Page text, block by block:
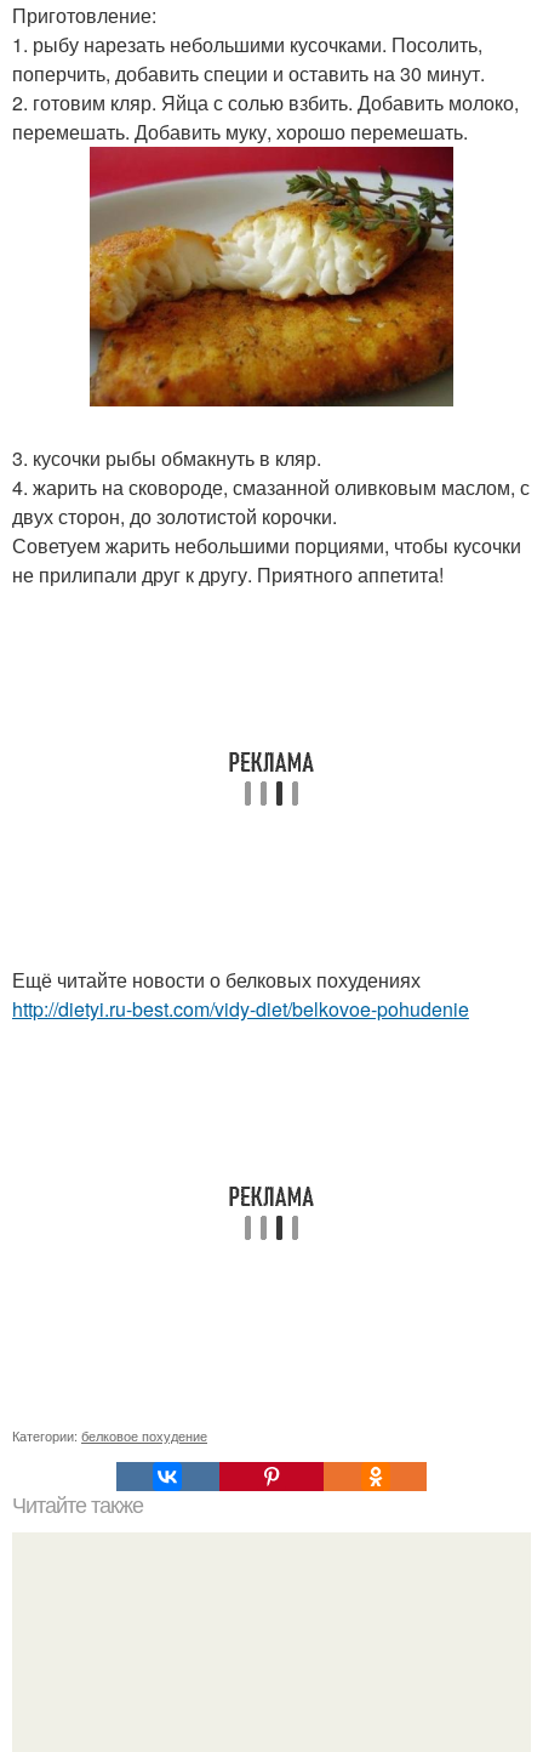
Приготовление:
1. рыбу нарезать небольшими кусочками. Посолить,
поперчить, добавить специи и оставить на 30 минут.
2. готовим кляр. Яйца с солью взбить. Добавить молоко,
перемешать. Добавить муку, хорошо перемешать.
3. кусочки рыбы обмакнуть в кляр.
4. жарить на сковороде, смазанной оливковым маслом, с
двух сторон, до золотистой корочки.
Советуем жарить небольшими порциями, чтобы кусочки
не прилипали друг к другу. Приятного аппетита!
Ещё читайте новости о белковых похудениях
http://dietyi.ru-best.com/vidy-diet/belkovoe-pohudenie
Категории: белковое похудение
Читайте также